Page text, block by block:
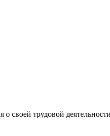
своей трудовой